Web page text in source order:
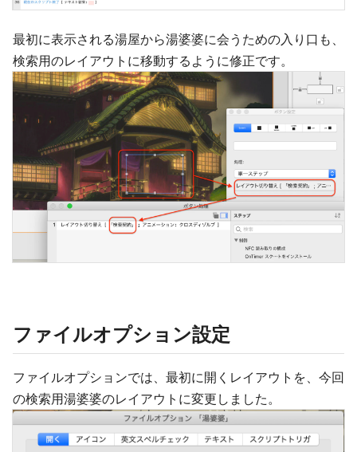
最初に表示される湯屋から湯婆婆に会うための入り口も、
検索用のレイアウトに移動するように修正です。
ファイルオプション設定
ファイルオプションでは、最初に開くレイアウトを、今回
の検索用湯婆婆のレイアウトに変更しました。